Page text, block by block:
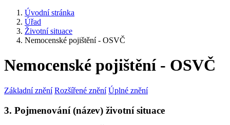
Úvodní stránka
Úřad
Životní situace
Nemocenské pojištění - OSVČ
Nemocenské pojištění - OSVČ
Základní znění Rozšířené znění Úplné znění
3. Pojmenování (název) životní situace